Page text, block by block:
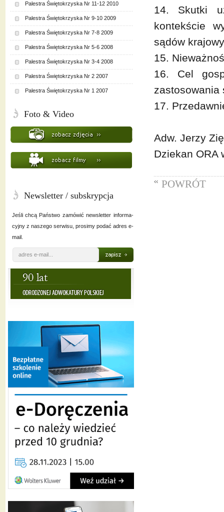
14. Skutki
kontekście
sądów
15.
16. Cel
zastosowania
17.
Adw. Jerzy
Dziekan ORA
POWRÓT
Palestra Świętokrzyska Nr 11-12 2010
Palestra Świętokrzyska Nr 9-10 2009
Palestra Świętokrzyska Nr 7-8 2009
Palestra Świętokrzyska Nr 5-6 2008
Palestra Świętokrzyska Nr 3-4 2008
Palestra Świętokrzyska Nr 2 2007
Palestra Świętokrzyska Nr 1 2007
Foto & Video
Newsletter / subskrypcja
Jeśli chcą Państwo zamówić newsletter informa-
cyjny z naszego serwisu, prosimy podać adres e-
mail.